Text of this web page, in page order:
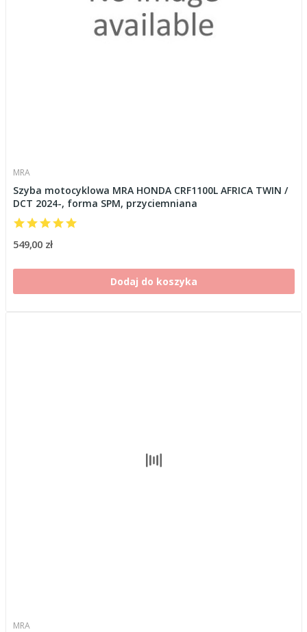
MRA
Szyba motocyklowa MRA HONDA CRF1100L AFRICA TWIN /
DCT 2024-, forma SPM, przyciemniana
549,00 zł
Dodaj do koszyka
MRA